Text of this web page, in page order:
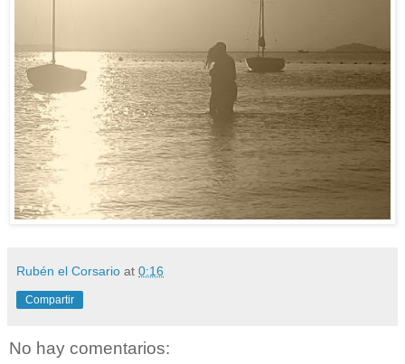
Rubén el Corsario at 0:16
Compartir
No hay comentarios: